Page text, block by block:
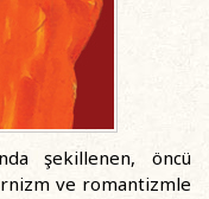
şekillenen, öncü
ve romantizmle